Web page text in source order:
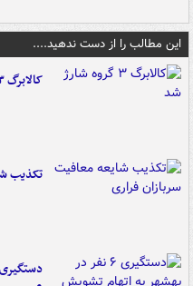
این مطالب را از دست ندهید....
کالابرگ ۳ گروه شارژ شد
تکذیب